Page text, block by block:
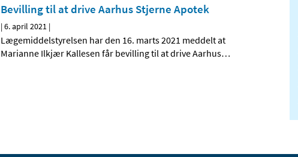
Bevilling til at drive Aarhus Stjerne Apotek
|6. april 2021 |
Lægemiddelstyrelsen har den 16. marts 2021 meddelt at
Marianne Ilkjær Kallesen får bevilling til at drive Aarhus…